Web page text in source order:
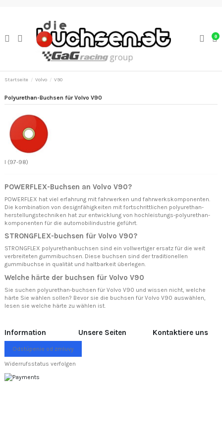
0
Startseite Volvo V90
Polyurethan-Buchsen für Volvo V90
I (97-98)
POWERFLEX-Buchsen an Volvo V90?
POWERFLEX hat viel erfahrung mit fahrwerken und fahrwerkskomponenten.
Die kombination von designfähigkeiten mit fortschrittlichen polyurethan-
herstellungstechniken hat zur entwicklung von hochleistungs-polyurethan-
komponenten für die automobilindustrie geführt.
STRONGFLEX-buchsen für Volvo V90?
STRONGFLEX polyurethanbuchsen sind ein vollwertiger ersatz für die weit
verbreiteten gummibuchsen. Diese buchsen sind der traditionellen
gummibuchse in qualität und haltbarkeit überlegen.
Welche härte der buchsen für Volvo V90
Sie suchen polyurethan-buchsen für Volvo V90 und wissen nicht, welche
härte Sie wählen sollen? Bevor sie die buchsen für Volvo V90 auswählen,
lesen sie welche härte zu wählen ist.
Information Unsere Seiten Kontaktiere uns
Odstúpenie od zmluvy
Widerrufsstatus verfolgen